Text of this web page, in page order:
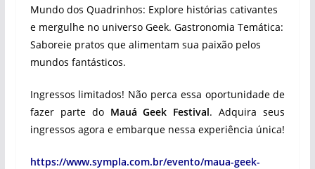
Mundo dos Quadrinhos: Explore histórias cativantes
e mergulhe no universo Geek. Gastronomia Temática:
Saboreie pratos que alimentam sua paixão pelos
mundos fantásticos.
Ingressos limitados! Não perca essa oportunidade de
fazer parte do Mauá Geek Festival. Adquira seus
ingressos agora e embarque nessa experiência única!
https://www.sympla.com.br/evento/maua-geek-